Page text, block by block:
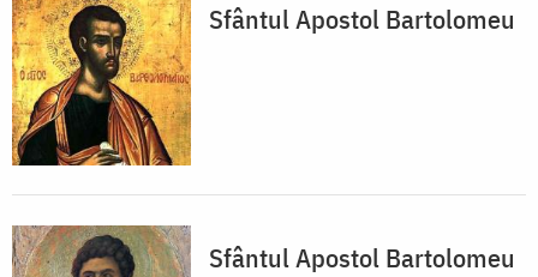
Sfântul Apostol Bartolomeu
Sfântul Apostol Bartolomeu